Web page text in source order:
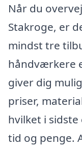
Når du
Stakroge, er
mindst tre
håndværkere
giver dig
priser,
hvilket i
tid og penge.